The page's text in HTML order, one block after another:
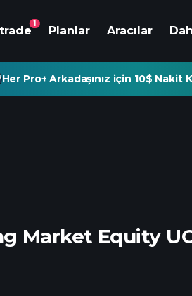
1
Planlar Aracılar
Her Pro+ Arkadaşınız için 10$ Nakit
Market Equity